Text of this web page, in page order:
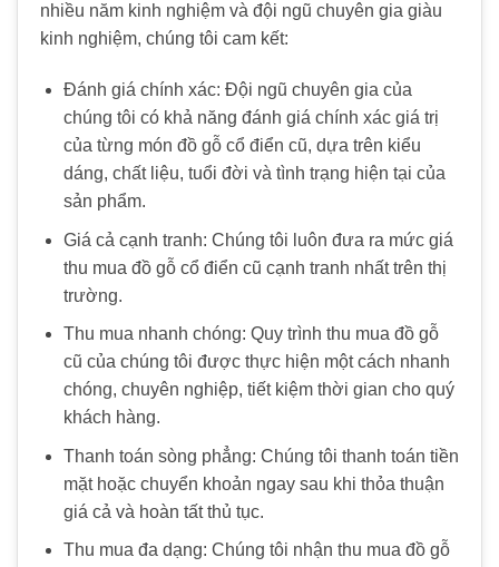
nhiều năm kinh nghiệm và đội ngũ chuyên gia giàu
kinh nghiệm, chúng tôi cam kết:
Đánh giá chính xác: Đội ngũ chuyên gia của
chúng tôi có khả năng đánh giá chính xác giá trị
của từng món đồ gỗ cổ điển cũ, dựa trên kiểu
dáng, chất liệu, tuổi đời và tình trạng hiện tại của
sản phẩm.
Giá cả cạnh tranh: Chúng tôi luôn đưa ra mức giá
thu mua đồ gỗ cổ điển cũ cạnh tranh nhất trên thị
trường.
Thu mua nhanh chóng: Quy trình thu mua đồ gỗ
cũ của chúng tôi được thực hiện một cách nhanh
chóng, chuyên nghiệp, tiết kiệm thời gian cho quý
khách hàng.
Thanh toán sòng phẳng: Chúng tôi thanh toán tiền
mặt hoặc chuyển khoản ngay sau khi thỏa thuận
giá cả và hoàn tất thủ tục.
Thu mua đa dạng: Chúng tôi nhận thu mua đồ gỗ